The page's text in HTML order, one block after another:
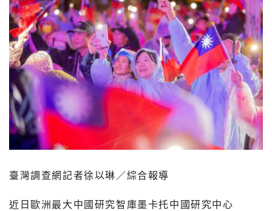
臺灣調查網記者徐以琳／綜合報導
近日歐洲最大中國研究智庫墨卡托中國研究中心